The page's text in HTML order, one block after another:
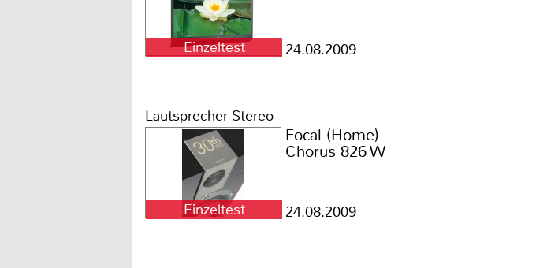
Einzeltest 24.08.2009
Lautsprecher Stereo
Einzeltest
Focal (Home)
Chorus 826 W
24.08.2009